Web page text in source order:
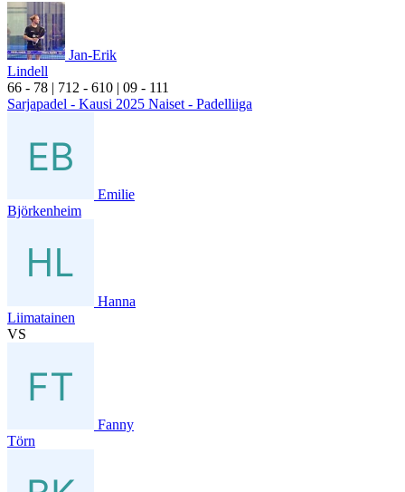
Jan-Erik
Lindell
66 - 78 | 712 - 610 | 09 - 111
Sarjapadel - Kausi 2025 Naiset - Padelliiga
Emilie
Björkenheim
Hanna
Liimatainen
VS
Fanny
Törn